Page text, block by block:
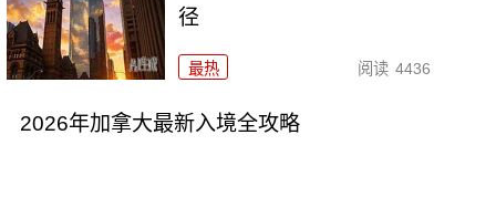
径
最热 阅读 4436
2026年加拿大最新入境全攻略